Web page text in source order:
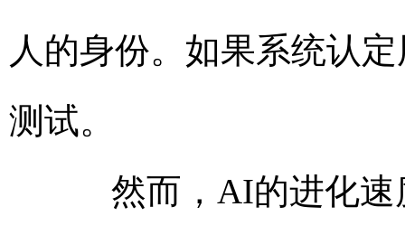
人的身份。如果系统认
测试。
然而，AI的进化速